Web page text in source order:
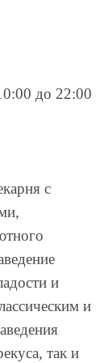
до 22:00
с
и
и
так и